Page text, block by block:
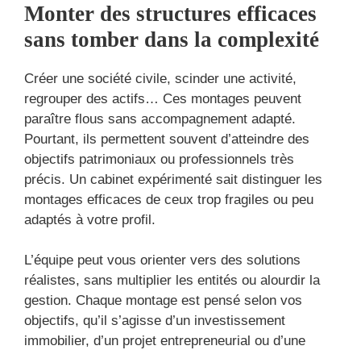
Monter des structures efficaces
sans tomber dans la complexité
Créer une société civile, scinder une activité,
regrouper des actifs… Ces montages peuvent
paraître flous sans accompagnement adapté.
Pourtant, ils permettent souvent d’atteindre des
objectifs patrimoniaux ou professionnels très
précis. Un cabinet expérimenté sait distinguer les
montages efficaces de ceux trop fragiles ou peu
adaptés à votre profil.
L’équipe peut vous orienter vers des solutions
réalistes, sans multiplier les entités ou alourdir la
gestion. Chaque montage est pensé selon vos
objectifs, qu’il s’agisse d’un investissement
immobilier, d’un projet entrepreneurial ou d’une